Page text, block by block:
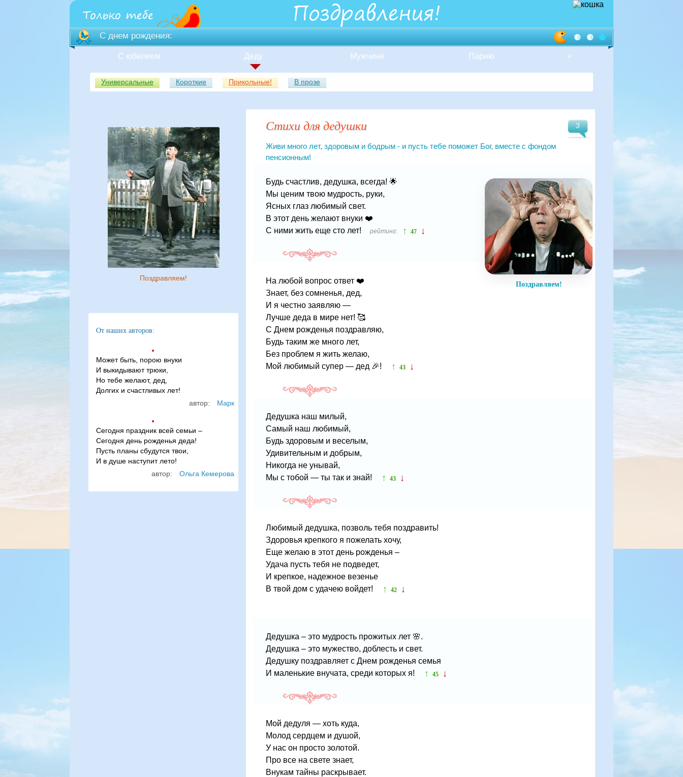
С днем рождения:
С юбилеем Деду Мужчине Парню +
Универсальные Короткие Прикольные! В прозе
3
Стихи для дедушки
Живи много лет, здоровым и бодрым - и пусть тебе поможет Бог, вместе с фондом
пенсионным!
Поздравляем!
Будь счастлив, дедушка, всегда! 🌟
Мы ценим твою мудрость, руки,
Ясных глаз любимый свет.
В этот день желают внуки ❤️
С ними жить еще сто лет!
рейтинг: ↑ 47 ↓
На любой вопрос ответ ❤️
Знает, без сомненья, дед,
И я честно заявляю —
Лучше деда в мире нет! 🥰
С Днем рожденья поздравляю,
Будь таким же много лет,
Без проблем я жить желаю,
Мой любимый супер — дед 🎉!
↑ 43 ↓
Дедушка наш милый,
Самый наш любимый,
Будь здоровым и веселым,
Удивительным и добрым,
Никогда не унывай,
Мы с тобой — ты так и знай!
↑ 43 ↓
Любимый дедушка, позволь тебя поздравить!
Здоровья крепкого я пожелать хочу,
Еще желаю в этот день рожденья –
Удача пусть тебя не подведет,
И крепкое, надежное везенье
В твой дом с удачею войдет!
↑ 42 ↓
Дедушка – это мудрость прожитых лет 🌸.
Дедушка – это мужество, доблесть и свет.
Дедушку поздравляет с Днем рожденья семья
И маленькие внучата, среди которых я!
↑ 45 ↓
Мой дедуля — хоть куда,
Молод сердцем и душой,
У нас он просто золотой.
Про все на свете знает,
Внукам тайны раскрывает.
Поздравляем!
От наших авторов:
Может быть, порою внуки
И выкидывают трюки,
Но тебе желают, дед,
Долгих и счастливых лет!
автор:
Марк
Сегодня праздник всей семьи –
Сегодня день рожденья деда!
Пусть планы сбудутся твои,
И в душе наступит лето!
автор:
Ольга Кемерова